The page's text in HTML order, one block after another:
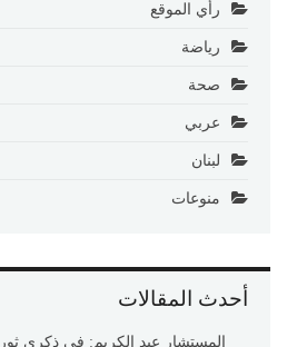
رأي الموقع
رياضة
صحة
عربي
لبنان
منوعات
أحدث المقالات